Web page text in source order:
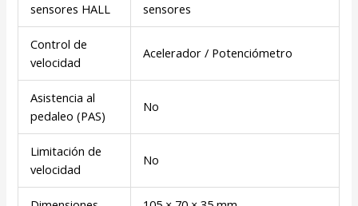
sensores HALL
sensores
Control de
velocidad
Acelerador / Potenciómetro
Asistencia al
pedaleo (PAS)
No
Limitación de
velocidad
No